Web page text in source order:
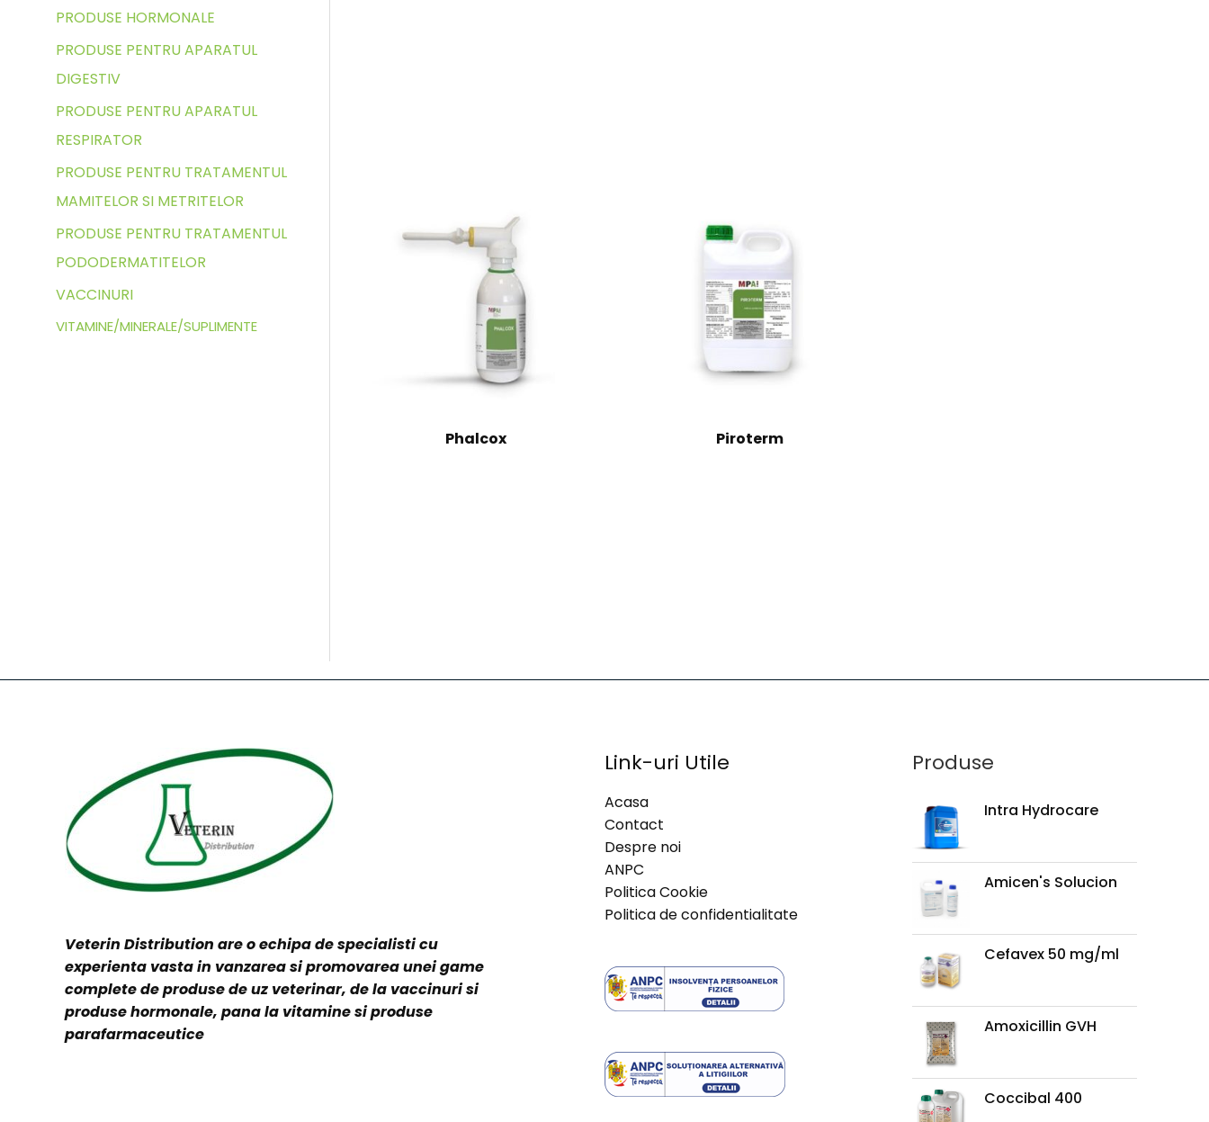
PRODUSE HORMONALE
PRODUSE PENTRU APARATUL
DIGESTIV
PRODUSE PENTRU APARATUL
RESPIRATOR
PRODUSE PENTRU TRATAMENTUL
MAMITELOR SI METRITELOR
PRODUSE PENTRU TRATAMENTUL
PODODERMATITELOR
VACCINURI
VITAMINE/MINERALE/SUPLIMENTE
Phalcox Piroterm
Veterin Distribution are o echipa de specialisti cu
experienta vasta in vanzarea si promovarea unei game
complete de produse de uz veterinar, de la vaccinuri si
produse hormonale, pana la vitamine si produse
parafarmaceutice
Link-uri Utile
Acasa
Contact
Despre noi
ANPC
Politica Cookie
Politica de confidentialitate
Produse
Intra Hydrocare
Amicen's Solucion
Cefavex 50 mg/ml
Amoxicillin GVH
Coccibal 400